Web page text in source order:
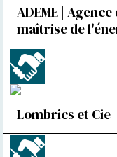
ADEME |
maîtrise de
Lombrics et Cie